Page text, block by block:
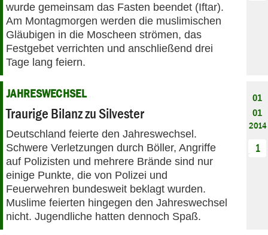
wurde gemeinsam das Fasten beendet (Iftar).
Am Montagmorgen werden die muslimischen
Gläubigen in die Moscheen strömen, das
Festgebet verrichten und anschließend drei
Tage lang feiern.
JAHRESWECHSEL
Traurige Bilanz zu Silvester
Deutschland feierte den Jahreswechsel.
Schwere Verletzungen durch Böller, Angriffe
auf Polizisten und mehrere Brände sind nur
einige Punkte, die von Polizei und
Feuerwehren bundesweit beklagt wurden.
Muslime feierten hingegen den Jahreswechsel
nicht. Jugendliche hatten dennoch Spaß.
01
01
2014
1